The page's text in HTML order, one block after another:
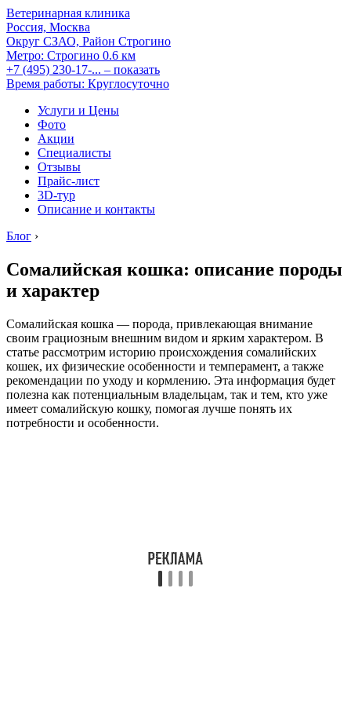
Ветеринарная клиника
Россия, Москва
Округ СЗАО, Район Строгино
Метро: Строгино 0.6 км
+7 (495) 230-17-... – показать
Время работы: Круглосуточно
Услуги и Цены
Фото
Акции
Специалисты
Отзывы
Прайс-лист
3D-тур
Описание и контакты
Блог ›
Сомалийская кошка: описание породы
и характер
Сомалийская кошка — порода, привлекающая внимание
своим грациозным внешним видом и ярким характером. В
статье рассмотрим историю происхождения сомалийских
кошек, их физические особенности и темперамент, а также
рекомендации по уходу и кормлению. Эта информация будет
полезна как потенциальным владельцам, так и тем, кто уже
имеет сомалийскую кошку, помогая лучше понять их
потребности и особенности.